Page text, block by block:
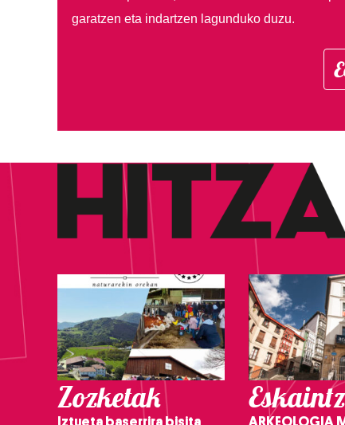
garatzen eta indartzen lagunduko duzu.
Zozketak
Iztueta baserrira bisita
ARKEOLOGIA